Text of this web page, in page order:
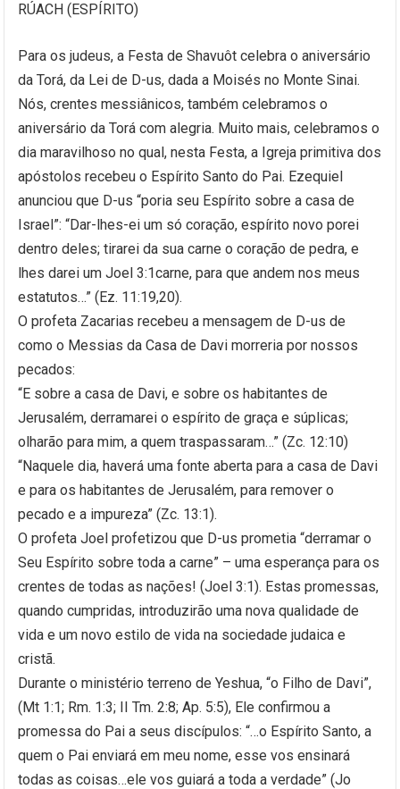
RÚACH (ESPÍRITO)
Para os judeus, a Festa de Shavuôt celebra o aniversário
da Torá, da Lei de D-us, dada a Moisés no Monte Sinai.
Nós, crentes messiânicos, também celebramos o
aniversário da Torá com alegria. Muito mais, celebramos o
dia maravilhoso no qual, nesta Festa, a Igreja primitiva dos
apóstolos recebeu o Espírito Santo do Pai. Ezequiel
anunciou que D-us “poria seu Espírito sobre a casa de
Israel”: “Dar-lhes-ei um só coração, espírito novo porei
dentro deles; tirarei da sua carne o coração de pedra, e
lhes darei um Joel 3:1carne, para que andem nos meus
estatutos…” (Ez. 11:19,20).
O profeta Zacarias recebeu a mensagem de D-us de
como o Messias da Casa de Davi morreria por nossos
pecados:
“E sobre a casa de Davi, e sobre os habitantes de
Jerusalém, derramarei o espírito de graça e súplicas;
olharão para mim, a quem traspassaram…” (Zc. 12:10)
“Naquele dia, haverá uma fonte aberta para a casa de Davi
e para os habitantes de Jerusalém, para remover o
pecado e a impureza” (Zc. 13:1).
O profeta Joel profetizou que D-us prometia “derramar o
Seu Espírito sobre toda a carne” – uma esperança para os
crentes de todas as nações! (Joel 3:1). Estas promessas,
quando cumpridas, introduzirão uma nova qualidade de
vida e um novo estilo de vida na sociedade judaica e
cristã.
Durante o ministério terreno de Yeshua, “o Filho de Davi”,
(Mt 1:1; Rm. 1:3; II Tm. 2:8; Ap. 5:5), Ele confirmou a
promessa do Pai a seus discípulos: “…o Espírito Santo, a
quem o Pai enviará em meu nome, esse vos ensinará
todas as coisas…ele vos guiará a toda a verdade” (Jo